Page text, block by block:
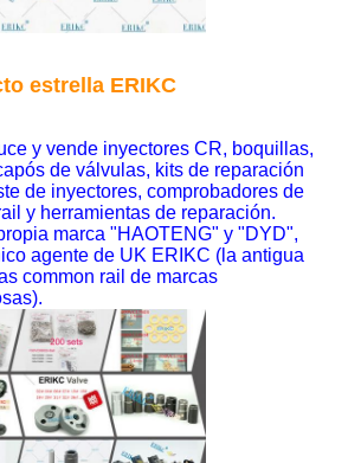
estrella ERIKC
y vende inyectores CR, boquillas,
de válvulas, kits de reparación
de inyectores, comprobadores de
y herramientas de reparación.
marca "HAOTENG" y "DYD",
agente de UK ERIKC (la antigua
common rail de marcas